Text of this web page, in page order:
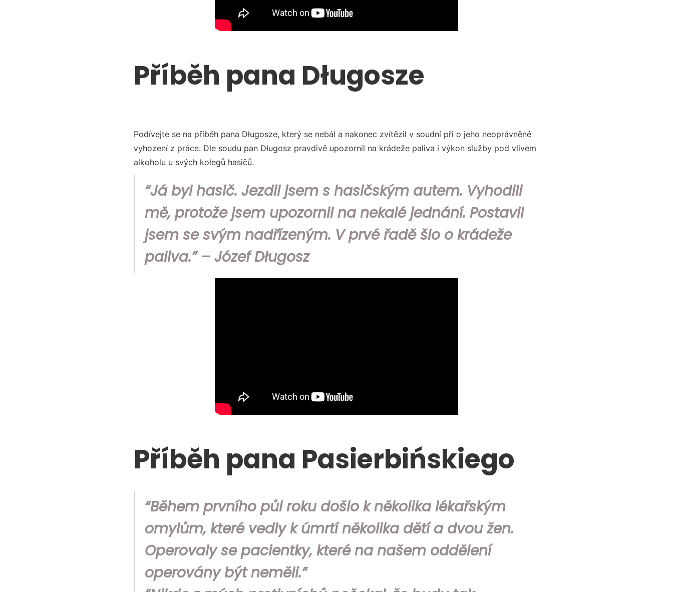
Příběh pana Długosze
Podívejte se na příběh pana Długosze, který se nebál a nakonec zvítězil v soudní při o jeho neoprávněné
vyhození z práce. Dle soudu pan Długosz pravdivě upozornil na krádeže paliva i výkon služby pod vlivem
alkoholu u svých kolegů hasičů.
“Já byl hasič. Jezdil jsem s hasičským autem. Vyhodili
mě, protože jsem upozornil na nekalé jednání. Postavil
jsem se svým nadřízeným. V prvé řadě šlo o krádeže
paliva.” – Józef Długosz
Příběh pana Pasierbińskiego
“Během prvního půl roku došlo k několika lékařským
omylům, které vedly k úmrtí několika dětí a dvou žen.
Operovaly se pacientky, které na našem oddělení
operovány být neměli.”